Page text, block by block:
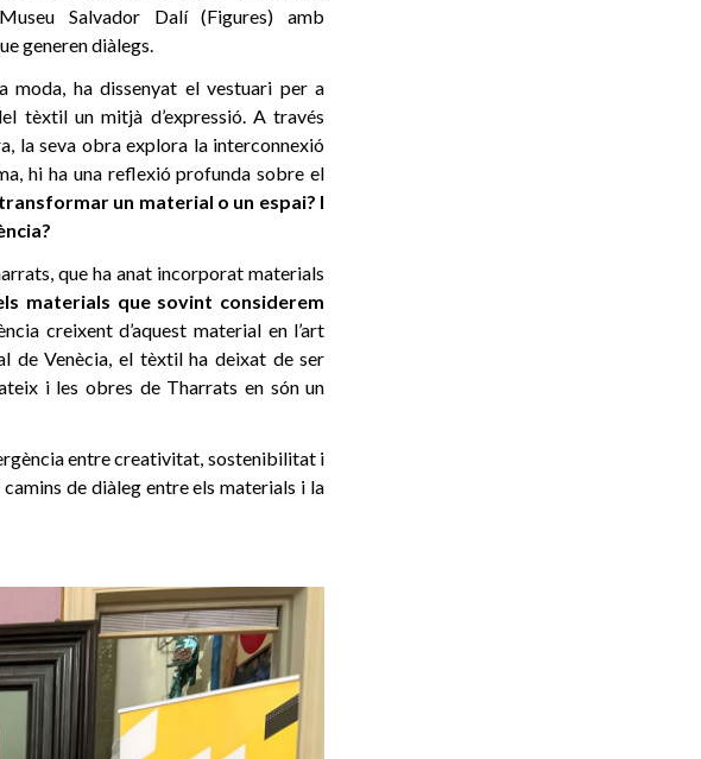
Salvador Dalí (Figures) amb
generen diàlegs.
moda, ha dissenyat el vestuari per a
tèxtil un mitjà d’expressió. A través
la seva obra explora la interconnexió
hi ha una reflexió profunda sobre el
un material o un espai? I
que ha anat incorporat materials
materials que sovint considerem
creixent d’aquest material en l’art
de Venècia, el tèxtil ha deixat de ser
i les obres de Tharrats en són un
entre creativitat, sostenibilitat i
de diàleg entre els materials i la